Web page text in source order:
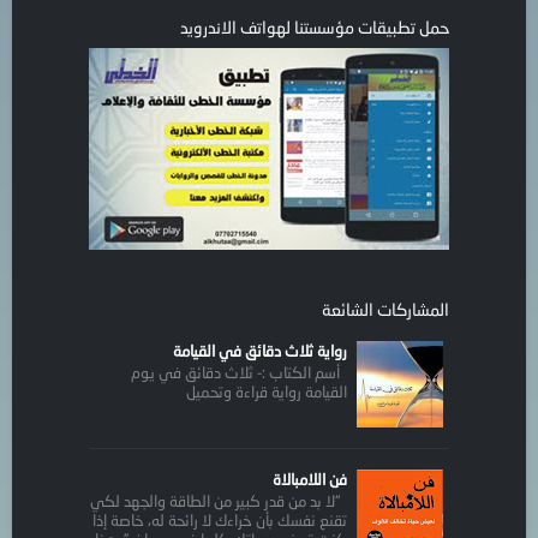
حمل تطبيقات مؤسستنا لهواتف الاندرويد
المشاركات الشائعة
رواية ثلاث دقائق في القيامة
أسم الكتاب :- ثلاث دقائق في يوم
القيامة رواية قراءة وتحميل
فن اللامبالاة
“لا بد من قدر كبير من الطاقة والجهد لكي
تقنع نفسك بأن خراءك لا رائحة له، خاصة إذا